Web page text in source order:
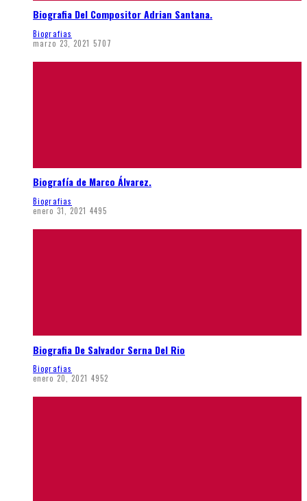
Biografia Del Compositor Adrian Santana.
Biografias
marzo 23, 2021 5707
Biografía de Marco Álvarez.
Biografias
enero 31, 2021 4495
Biografia De Salvador Serna Del Rio
Biografias
enero 20, 2021 4952